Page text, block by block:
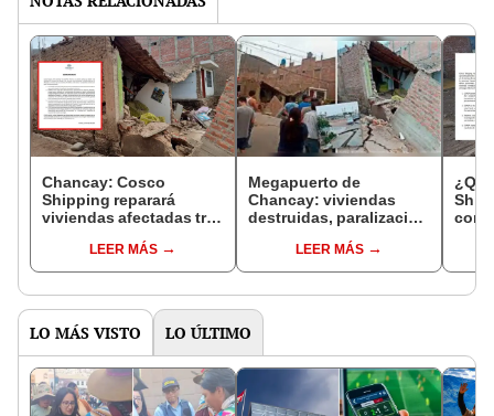
Chancay: Cosco
Shipping reparará
viviendas afectadas tras
LEER MÁS
Megapuerto de
Chancay: viviendas
destruidas, paralización
hundimiento de
terrenos..
LEER MÁS
LO MÁS VISTO LO ÚLTIMO